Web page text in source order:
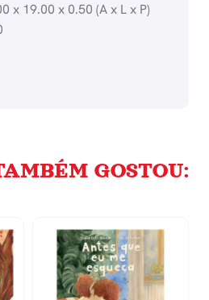
x 19.00 x 0.50 (A x L x P)
GOSTOU: